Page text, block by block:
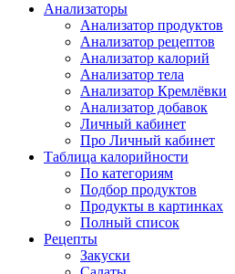
Анализаторы
Анализатор продуктов
Анализатор рецептов
Анализатор калорий
Анализатор тела
Анализатор Кремлёвки
Анализатор добавок
Личный кабинет
Про Личный кабинет
Таблица калорийности
По категориям
Подбор продуктов
Продукты в картинках
Полный список
Рецепты
Закуски